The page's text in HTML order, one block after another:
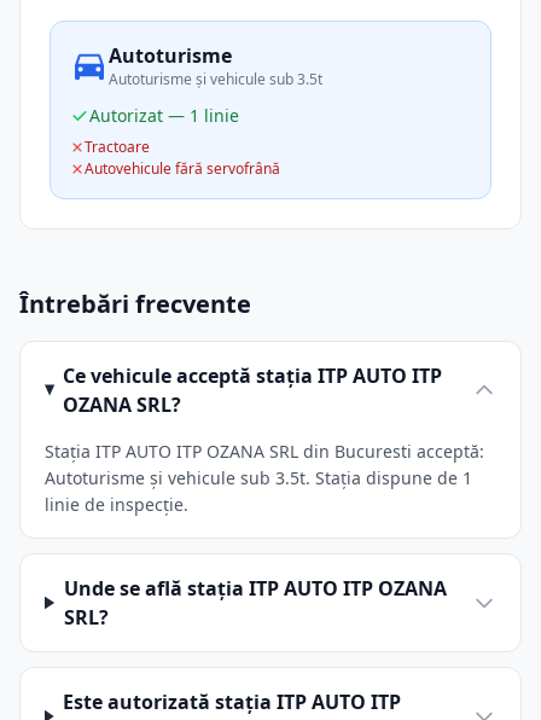
Autoturisme
Autoturisme și vehicule sub 3.5t
Autorizat — 1 linie
Tractoare
Autovehicule fără servofrână
Întrebări frecvente
Ce vehicule acceptă stația ITP AUTO ITP
OZANA SRL?
Stația ITP AUTO ITP OZANA SRL din Bucuresti acceptă:
Autoturisme și vehicule sub 3.5t. Stația dispune de 1
linie de inspecție.
Unde se află stația ITP AUTO ITP OZANA
SRL?
Este autorizată stația ITP AUTO ITP